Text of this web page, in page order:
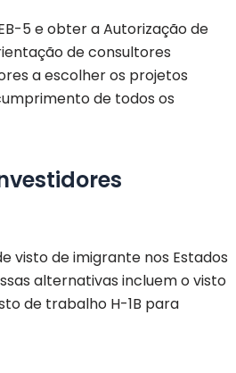
5 e obter a Autorização de
de consultores
a escolher os projetos
de todos os
visto de imigrante nos Estados
alternativas incluem o visto
de trabalho H-1B para